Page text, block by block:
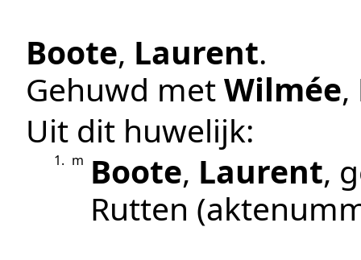
Boote, Laurent.
Gehuwd metWilmée,
Uit dit huwelijk:
1. m Boote, Laurent,
Rutten